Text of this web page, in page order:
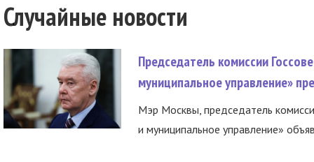
Случайные новости
Председатель комиссии
муниципальное управление»
Мэр Москвы, председатель
и муниципальное управление»